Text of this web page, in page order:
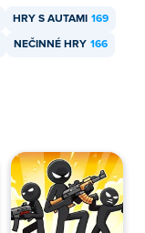
HRY S AUTAMI 169
NEČINNÉ HRY 166